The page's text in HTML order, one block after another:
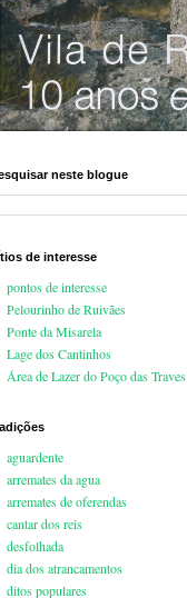
neste blogue
de interesse
pontos de interesse
Pelourinho de Ruivães
Ponte da Misarela
Lage dos Cantinhos
Área de Lazer do Poço das Traves
aguardente
arremates da agua
arremates de oferendas
cantar dos reis
desfolhada
dia dos atrancamentos
ditos populares